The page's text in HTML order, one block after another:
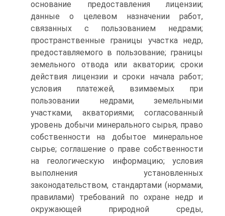
основание предоставления лицензии;
данные о целевом назначении работ,
связанных с пользованием недрами;
пространственные границы участка недр,
предоставляемого в пользование; границы
земельного отвода или акватории; сроки
действия лицензии и сроки начала работ;
условия платежей, взимаемых при
пользовании недрами, земельными
участками, акваториями; согласованный
уровень добычи минерального сырья, право
собственности на добытое минеральное
сырье; соглашение о праве собственности
на геологическую информацию; условия
выполнения установленных
законодательством, стандартами (нормами,
правилами) требований по охране недр и
окружающей природной среды,